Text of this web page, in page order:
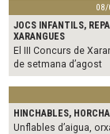
JOCS INFANTILS,
XARANGUES
El III Concurs de
de setmana d’agost
HINCHABLES,
Unflables d’aigua,